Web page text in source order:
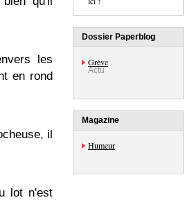
les
en rond
il
lot n'est
Dossier Paperblog
Grève
Actu
Magazine
Humeur